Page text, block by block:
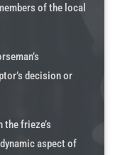
of the local
decision or
the frieze’s
aspect of